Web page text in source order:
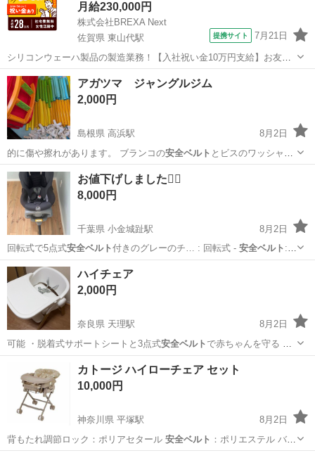
月給230,000円
株式会社BREXA Next
佐賀県 東山代駅
提携サイト 7月21日
シリコンウェーハ製品の製造業務！【入社祝い金10万円支給】お友達
やカップルとの応募OK◎年間休日129日＆休出なしでプライベート充
実♪業務はクリーンルームで快適作業◎自社正社員登用制度あり★1食
300円～の格安食堂あり！《佐...
佐賀 伊万里市 その他
アガツマ ジャングルジム
2,000円
島根県 高浜駅
8月2日
的に傷や擦れがあります。 ブランコの安全ベルト とビスのワッシャー
が欠品している物が…
島根 出雲市 高浜駅 キッズ用品
お値下げしました🙇‍♀️
8,000円
千葉県 小金城趾駅
8月2日
回転式で5点式安全ベルト付きのグレーのチ… : 回転式 - 安全ベルト : 5
点式安全ベ…
千葉 松戸市 小金城趾駅
ハイチェア
2,000円
奈良県 天理駅
8月2日
可能 ・脱着式サポートシートと3点式安全ベルト で赤ちゃんを守る ・
成長に合わせて2…
天理駅 ベビー用品
カトージ ハイローチェア セット
10,000円
神奈川県 平塚駅
8月2日
背もたれ調節ロック：ポリアセタール 安全ベルト ：ポリエステル バッ